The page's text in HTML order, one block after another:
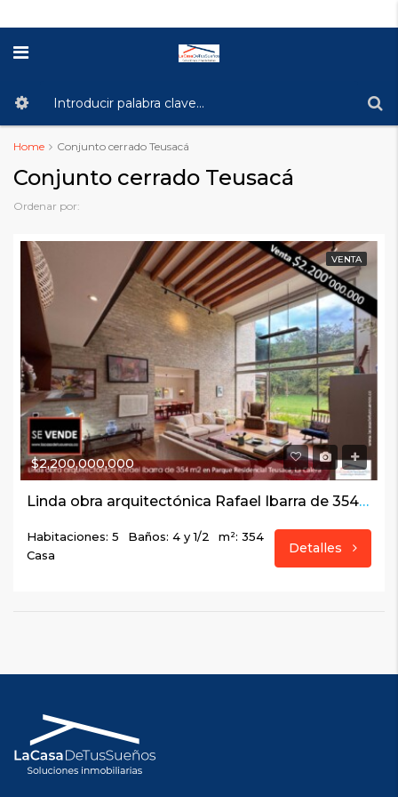
Home Conjunto cerrado Teusacá
Conjunto cerrado Teusacá
Ordenar por:
VENTA
$2,200,000,000
Linda obra arquitectónica Rafael Ibarra de 354 m2 en Parque Residencial Teusacá, La Calera
Habitaciones: 5 Baños: 4 y 1/2
m²: 354
Casa
Detalles